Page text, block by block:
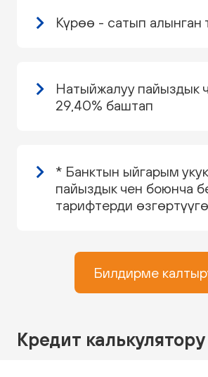
Күрөө - сатып алынган
Натыйжалуу пайыздык
29,40% баштап
* Банктын ыйгарым
пайыздык чен боюнча
тарифтерди
Билдирме
Кредит калькулятору